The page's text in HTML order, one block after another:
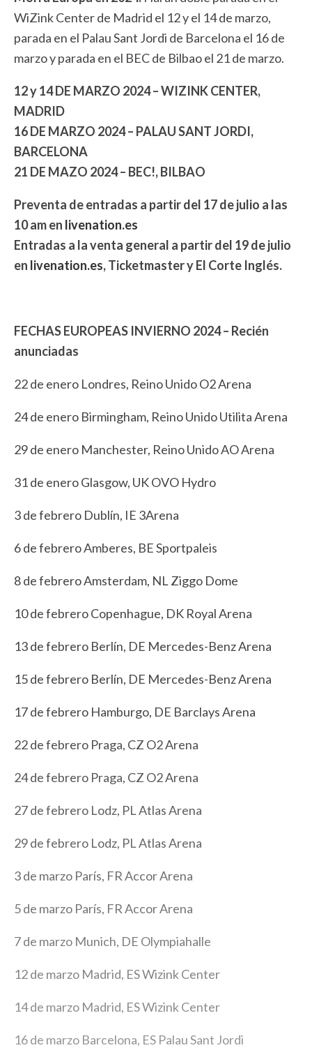
WiZink Center de Madrid el 12 y el 14 de marzo,
parada en el Palau Sant Jordi de Barcelona el 16 de
marzo y parada en el BEC de Bilbao el 21 de marzo.
12 y 14 DE MARZO 2024 – WIZINK CENTER,
MADRID
16 DE MARZO 2024 – PALAU SANT JORDI,
BARCELONA
21 DE MAZO 2024 – BEC!, BILBAO
Preventa de entradas a partir del 17 de julio a las
10 am en livenation.es
Entradas a la venta general a partir del 19 de julio
en livenation.es, Ticketmaster y El Corte Inglés.
FECHAS EUROPEAS INVIERNO 2024 – Recién
anunciadas
22 de enero Londres, Reino Unido O2 Arena
24 de enero Birmingham, Reino Unido Utilita Arena
29 de enero Manchester, Reino Unido AO Arena
31 de enero Glasgow, UK OVO Hydro
3 de febrero Dublín, IE 3Arena
6 de febrero Amberes, BE Sportpaleis
8 de febrero Amsterdam, NL Ziggo Dome
10 de febrero Copenhague, DK Royal Arena
13 de febrero Berlín, DE Mercedes-Benz Arena
15 de febrero Berlín, DE Mercedes-Benz Arena
17 de febrero Hamburgo, DE Barclays Arena
22 de febrero Praga, CZ O2 Arena
24 de febrero Praga, CZ O2 Arena
27 de febrero Lodz, PL Atlas Arena
29 de febrero Lodz, PL Atlas Arena
3 de marzo París, FR Accor Arena
5 de marzo París, FR Accor Arena
7 de marzo Munich, DE Olympiahalle
12 de marzo Madrid, ES Wizink Center
14 de marzo Madrid, ES Wizink Center
16 de marzo Barcelona, ES Palau Sant Jordi